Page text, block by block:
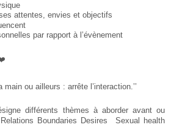
attentes, envies et objectifs
par rapport à l’évènement
ou ailleurs : arrête l’interaction.’’
différents thèmes à aborder avant ou
Boundaries Desires Sexual health